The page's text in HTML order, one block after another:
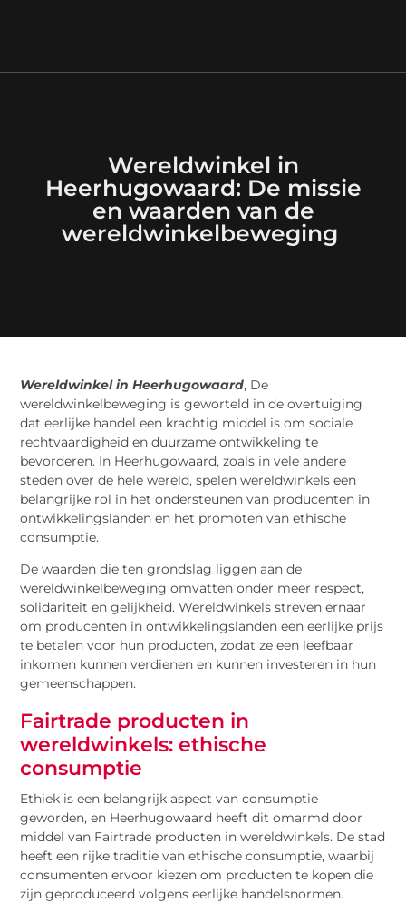
Wereldwinkel in
Heerhugowaard: De missie
en waarden van de
wereldwinkelbeweging
Wereldwinkel in Heerhugowaard, De
wereldwinkelbeweging is geworteld in de overtuiging
dat eerlijke handel een krachtig middel is om sociale
rechtvaardigheid en duurzame ontwikkeling te
bevorderen. In Heerhugowaard, zoals in vele andere
steden over de hele wereld, spelen wereldwinkels een
belangrijke rol in het ondersteunen van producenten in
ontwikkelingslanden en het promoten van ethische
consumptie.
De waarden die ten grondslag liggen aan de
wereldwinkelbeweging omvatten onder meer respect,
solidariteit en gelijkheid. Wereldwinkels streven ernaar
om producenten in ontwikkelingslanden een eerlijke prijs
te betalen voor hun producten, zodat ze een leefbaar
inkomen kunnen verdienen en kunnen investeren in hun
gemeenschappen.
Fairtrade producten in
wereldwinkels: ethische
consumptie
Ethiek is een belangrijk aspect van consumptie
geworden, en Heerhugowaard heeft dit omarmd door
middel van Fairtrade producten in wereldwinkels. De stad
heeft een rijke traditie van ethische consumptie, waarbij
consumenten ervoor kiezen om producten te kopen die
zijn geproduceerd volgens eerlijke handelsnormen.